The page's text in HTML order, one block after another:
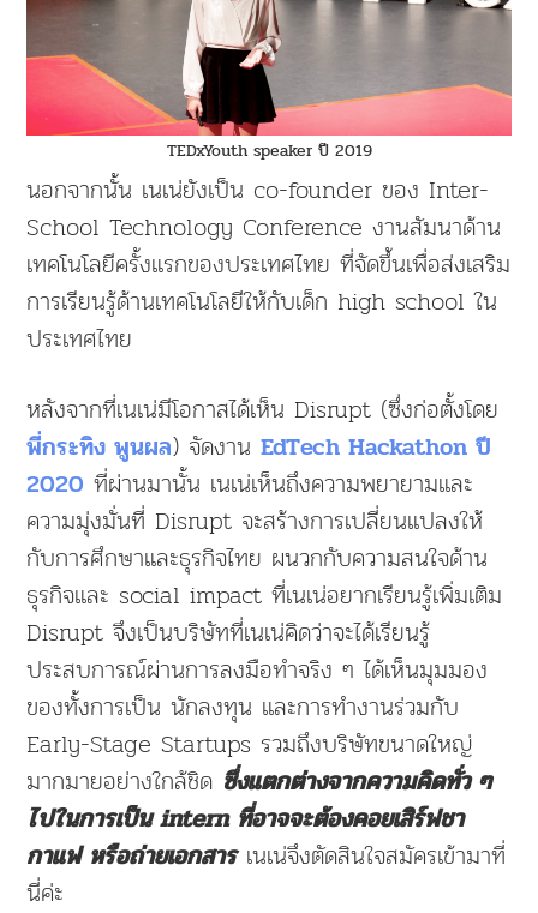
TEDxYouth speaker ปี 2019
นอกจากนั้น เนเน่ยังเป็น co-founder ของ Inter-
School Technology Conference งานสัมนาด้าน
เทคโนโลยีครั้งแรกของประเทศไทย ที่จัดขึ้นเพื่อส่งเสริม
การเรียนรู้ด้านเทคโนโลยีให้กับเด็ก high school ใน
ประเทศไทย
หลังจากที่เนเน่มีโอกาสได้เห็น Disrupt (ซึ่งก่อตั้งโดย
พี่กระทิง พูนผล) จัดงานEdTech Hackathon ปี
2020 ที่ผ่านมานั้น เนเน่เห็นถึงความพยายามและ
ความมุ่งมั่นที่ Disrupt จะสร้างการเปลี่ยนแปลงให้
กับการศึกษาและธุรกิจไทย ผนวกกับความสนใจด้าน
ธุรกิจและ social impact ที่เนเน่อยากเรียนรู้เพิ่มเติม
Disrupt จึงเป็นบริษัทที่เนเน่คิดว่าจะได้เรียนรู้
ประสบการณ์ผ่านการลงมือทำจริง ๆ ได้เห็นมุมมอง
ของทั้งการเป็น นักลงทุน และการทำงานร่วมกับ
Early-Stage Startups รวมถึงบริษัทขนาดใหญ่
มากมายอย่างใกล้ชิด ซึ่งแตกต่างจากความคิดทั่ว ๆ
ไปในการเป็น intern ที่อาจจะต้องคอยเสิร์ฟชา
กาแฟ หรือถ่ายเอกสาร เนเน่จึงตัดสินใจสมัครเข้ามาที่
นี่ค่ะ